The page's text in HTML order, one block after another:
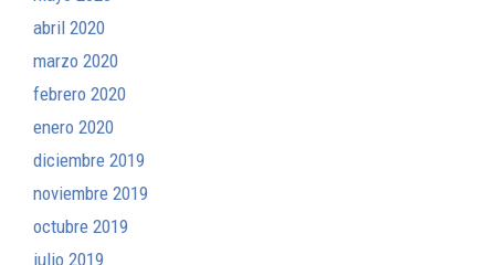
abril 2020
marzo 2020
febrero 2020
enero 2020
diciembre 2019
noviembre 2019
octubre 2019
julio 2019